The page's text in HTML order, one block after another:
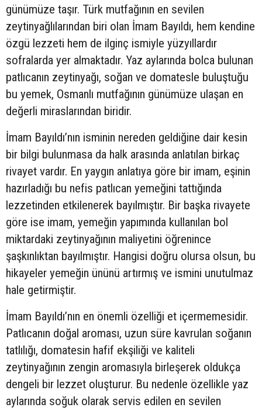
günümüze taşır. Türk mutfağının en sevilen
zeytinyağlılarından biri olan İmam Bayıldı, hem kendine
özgü lezzeti hem de ilginç ismiyle yüzyıllardır
sofralarda yer almaktadır. Yaz aylarında bolca bulunan
patlıcanın zeytinyağı, soğan ve domatesle buluştuğu
bu yemek, Osmanlı mutfağının günümüze ulaşan en
değerli miraslarından biridir.
İmam Bayıldı’nın isminin nereden geldiğine dair kesin
bir bilgi bulunmasa da halk arasında anlatılan birkaç
rivayet vardır. En yaygın anlatıya göre bir imam, eşinin
hazırladığı bu nefis patlıcan yemeğini tattığında
lezzetinden etkilenerek bayılmıştır. Bir başka rivayete
göre ise imam, yemeğin yapımında kullanılan bol
miktardaki zeytinyağının maliyetini öğrenince
şaşkınlıktan bayılmıştır. Hangisi doğru olursa olsun, bu
hikayeler yemeğin ününü artırmış ve ismini unutulmaz
hale getirmiştir.
İmam Bayıldı’nın en önemli özelliği et içermemesidir.
Patlıcanın doğal aroması, uzun süre kavrulan soğanın
tatlılığı, domatesin hafif ekşiliği ve kaliteli
zeytinyağının zengin aromasıyla birleşerek oldukça
dengeli bir lezzet oluşturur. Bu nedenle özellikle yaz
aylarında soğuk olarak servis edilen en sevilen